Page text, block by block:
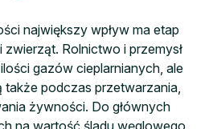
największy wpływ ma etap
Rolnictwo i przemysł
gazów cieplarnianych, ale
podczas przetwarzania,
żywności. Do głównych
na wartość śladu węglowego